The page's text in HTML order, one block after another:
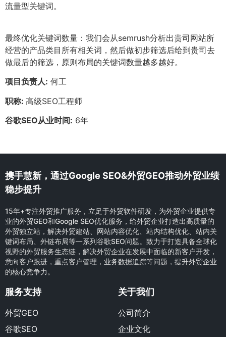
流量型关键词。
最终优化关键词数量：我们会从semrush分析出贵司网站所
经营的产品类目所有相关词，然后做初步筛选后给到贵司去
做最后的筛选，原则布局的关键词数量越多越好。
项目负责人: 何工
职称: 高级SEO工程师
谷歌SEO从业时间: 6年
携手慧新，通过Google SEO&外贸GEO推动外贸业绩
稳步提升
15年+专注外贸推广服务，立足于外贸软件研发，为外贸企业提供专
业的外贸GEO和Google SEO优化服务，给外贸企业打造出高质量的
外贸独立站，解决外贸建站、网站内容优化、站内结构优化、站内关
键词布局、外链布局等一系列谷歌SEO问题。致力于打造具备全球化
视野的外贸服务生态链，解决外贸企业在发展中面临的新客户开发，
意向客户跟进，重点客户管理，业务数据追踪等问题，提升外贸企业
的核心竞争力。
服务支持
外贸GEO
谷歌SEO
关于我们
公司简介
企业文化